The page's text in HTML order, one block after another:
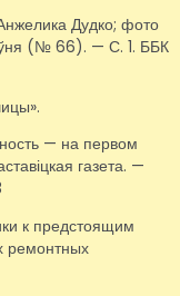
Дудко; фото
(№ 66). — С. 1. ББК
— на первом
газета. —
к предстоящим
ремонтных